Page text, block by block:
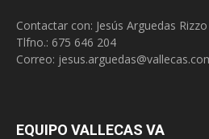
Contactar con: Jesús Arguedas Rizzo
Tlfno.: 675 646 204
Correo:
EQUIPO VALLECAS VA